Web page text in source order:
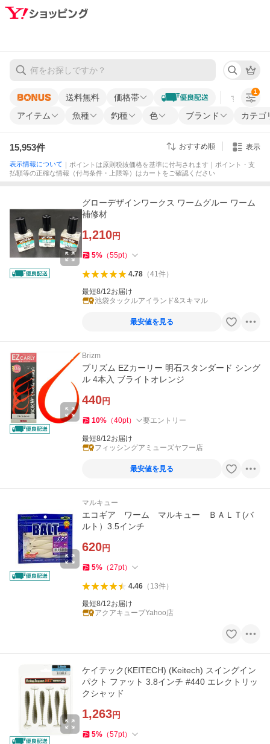
送料無料 価格帯 すべての条
アイテム 魚種 釣種 色 ブランド カテゴ
1
15,953件 おすすめ順 表示
表示情報について ｜ポイントは原則税抜価格を基準に付与されます｜ポイント・支
払額等の正確な情報（付与条件・上限等）はカートをご確認ください
グローデザインワークス ワームグルー ワーム
補修材
1,210円
5% （55pt）
4.78（41件）
最短8/12お届け
池袋タックルアイランド&スキマル
最安値を見る
Brizm
ブリズム EZカーリー 明石スタンダード シング
ル 4本入 ブライトオレンジ
440円
10% （40pt） 要エントリー
最短8/12お届け
フィッシングアミューズヤフー店
最安値を見る
マルキュー
エコギア ワーム マルキュー ＢＡＬＴ(バ
ルト）3.5インチ
620円
5% （27pt）
4.46（ 13件）
最短8/12お届け
アクアキューブYahoo店
ケイテック(KEITECH) (Keitech) スイングイン
パクト ファット 3.8インチ #440 エレクトリッ
クシャッド
1,263円
5% （57pt）